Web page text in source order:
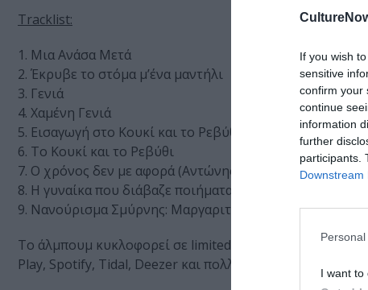
If you wish
sensitive
confirm your
continue
information
further
participants.
Downstream
I want to
Tracklist:
1. Μια Ανάσα Μετά
2. Έκρυβε το στόμα μ’ένα μαντήλι
3. Γενιά
4. Χαμένη Γενιά
5. Εισαγωγή στο Κουκί και το Ρεβύθι
6. Το Κουκί και το Ρεβύθι
7. Ο χρόνος δεν με αφορά (Αντώνης Λιβιεράτος)
8. Η γυναίκα που διάβαζε ποιήματα (Διάφανα Κρίνα)
9. Νανούρισμα Σμύρνης: Μαργαριταρένια (παραδοσιακό)
Το άλμπουμ κυκλοφορεί σε limited edition CD στη σειρά
Play, Spotify, Tidal, Deezer και πολλές άλλες ψηφιακές